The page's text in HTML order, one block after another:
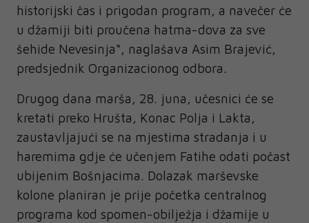
historijski čas i prigodan program, a navečer će
u džamiji biti proučena hatma-dova za sve
šehide Nevesinja“, naglašava Asim Brajević,
predsjednik Organizacionog odbora.
Drugog dana marša, 28. juna, učesnici će se
kretati preko Hrušta, Konac Polja i Lakta,
zaustavljajući se na mjestima stradanja i u
haremima gdje će učenjem Fatihe odati počast
ubijenim Bošnjacima. Dolazak marševske
kolone planiran je prije početka centralnog
programa kod spomen-obilježja i džamije u